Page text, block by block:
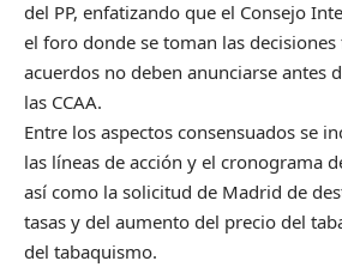
del PP, enfatizando que el Consejo
el foro donde se toman las
acuerdos no deben anunciarse antes
las CCAA.
Entre los aspectos consensuados se
las líneas de acción y el cronograma
así como la solicitud de Madrid de
tasas y del aumento del precio del
del tabaquismo.